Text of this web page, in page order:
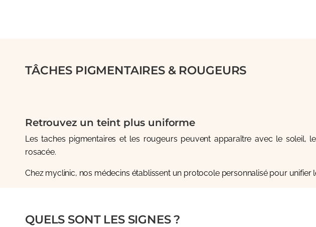
TÂCHES PIGMENTAIRES & ROUGEURS
Retrouvez un teint plus uniforme
Les taches pigmentaires et les rougeurs peuvent apparaître avec le soleil,
rosacée.
Chez myclinic, nos médecins établissent un protocole personnalisé pour
QUELS SONT LES SIGNES ?